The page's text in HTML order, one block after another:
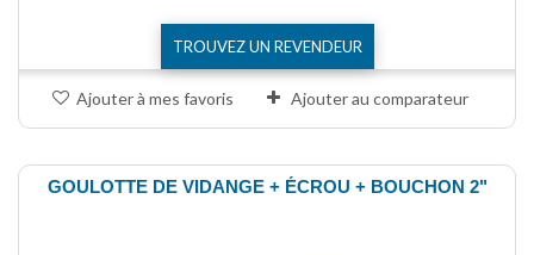
TROUVEZ UN REVENDEUR
Ajouter à mes favoris Ajouter au comparateur
GOULOTTE DE VIDANGE + ÉCROU + BOUCHON 2"